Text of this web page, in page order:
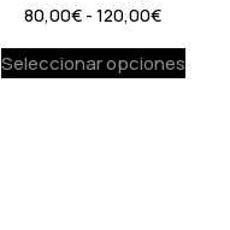
80,00€ - 120,00€Rango
de
precios:
Seleccionar opciones